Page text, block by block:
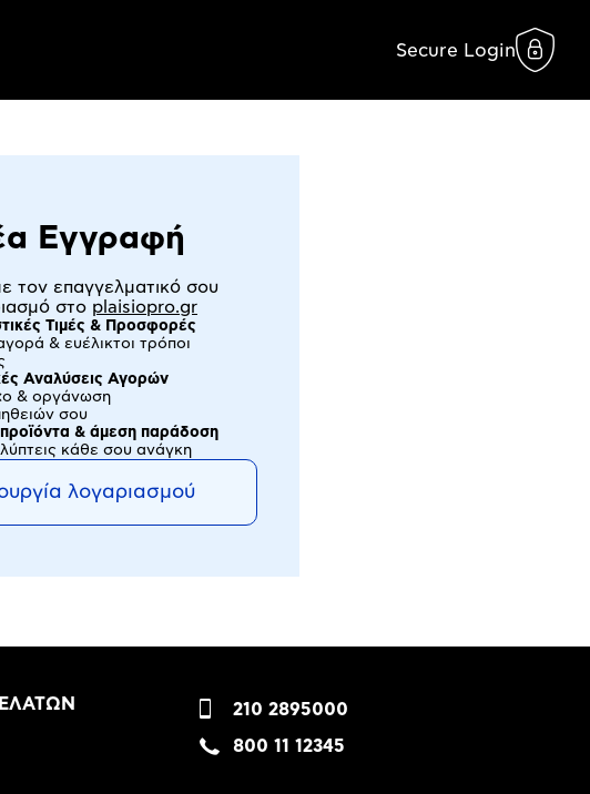
Secure Login
Εγγραφή
τον επαγγελματικό σου
στο plaisiopro.gr
Τιμές & Προσφορές
& ευέλικτοι τρόποι
Αναλύσεις Αγορών
& οργάνωση
σου
& άμεση παράδοση
κάθε σου ανάγκη
λογαριασμού
210 2895000
800 11 12345